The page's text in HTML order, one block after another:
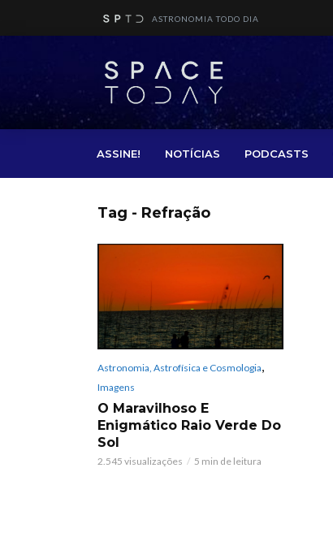
ASTRONOMIA TODO DIA
ASSINE! NOTÍCIAS PODCASTS
Tag - Refração
Astronomia, Astrofísica e Cosmologia
Imagens
O Maravilhoso E
Enigmático Raio Verde Do
Sol
2.545 visualizações 5 min de leitura